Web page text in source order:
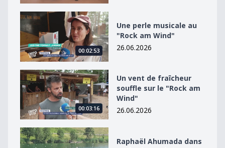
Une perle musicale au &quot;Rock am Wind&quot;
00:02:53
Une perle musicale au
"Rock am Wind"
26.06.2026
Un vent de fraîcheur souffle sur le &quot;Rock am
00:03:16
Un vent de fraîcheur
souffle sur le "Rock am
Wind"
26.06.2026
Raphaël Ahumada dans un équipage à 4
Raphaël Ahumada dans